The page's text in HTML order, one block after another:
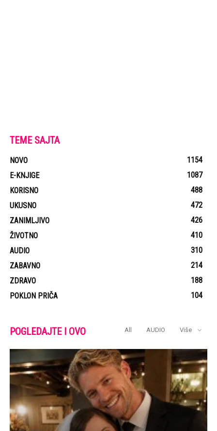
TEME SAJTA
NOVO
1154
E-KNJIGE
1087
KORISNO
488
UKUSNO
472
ZANIMLJIVO
426
ŽIVOTNO
410
AUDIO
310
ZABAVNO
214
ZDRAVO
188
POKLON PRIČA
104
POGLEDAJTE I OVO All AUDIO Više